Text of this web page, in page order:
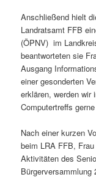
Anschließend hielt
Landratsamt FFB
(ÖPNV) im
beantworteten sie
Ausgang
einer gesonderten
erklären, werden wir
Computertreffs
Nach einer kurzen
beim LRA FFB,
Aktivitäten des
Bürgerversammlung